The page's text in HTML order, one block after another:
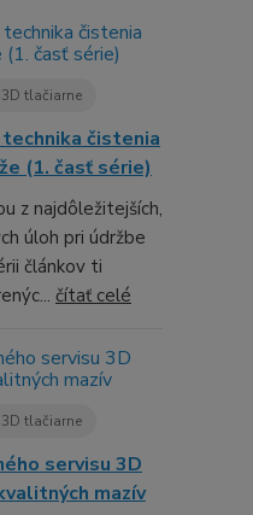
tlačiarne
čistenia
(1. časť série)
z najdôležitejších,
úloh pri údržbe
článkov ti
čítať celé
tlačiarne
servisu 3D
mazív